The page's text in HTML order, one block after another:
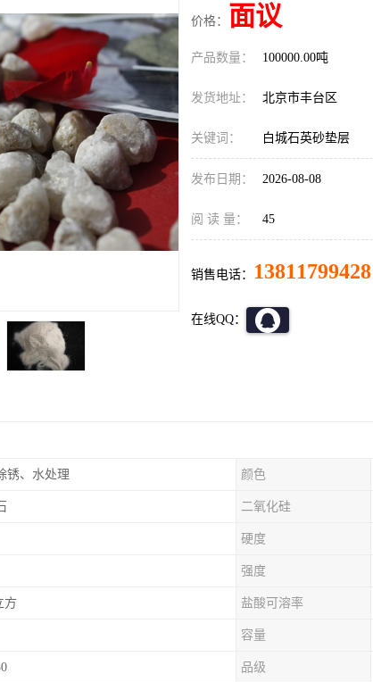
价格： 面议
产品数量： 100000.00吨
发货地址： 北京市丰台区
关键词： 白城石英砂垫层
发布日期： 2026-08-08
阅 读 量： 45
销售电话： 13811799428
在线QQ：
锈、水处理 颜色
二氧化硅
硬度
强度
方 盐酸可溶率
容量
品级